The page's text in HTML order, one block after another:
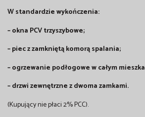
W standardzie wykończenia:
– okna PCV trzyszybowe;
– piec z zamkniętą komorą spalania;
– ogrzewanie podłogowe w całym
– drzwi zewnętrzne z dwoma zamkami.
(Kupujący nie płaci 2% PCC).